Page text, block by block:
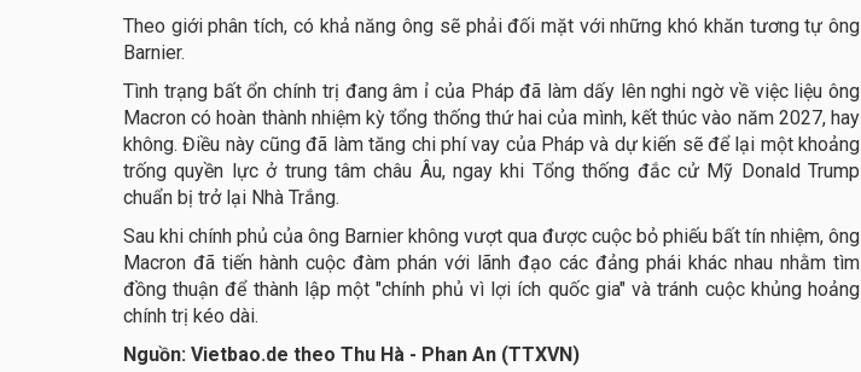
Theo giới phân tích, có khả năng ông sẽ phải đối mặt với những khó khăn tương tự ông
Barnier.
Tình trạng bất ổn chính trị đang âm ỉ của Pháp đã làm dấy lên nghi ngờ về việc liệu ông
Macron có hoàn thành nhiệm kỳ tổng thống thứ hai của mình, kết thúc vào năm 2027, hay
không. Điều này cũng đã làm tăng chi phí vay của Pháp và dự kiến sẽ để lại một khoảng
trống quyền lực ở trung tâm châu Âu, ngay khi Tổng thống đắc cử Mỹ Donald Trump
chuẩn bị trở lại Nhà Trắng.
Sau khi chính phủ của ông Barnier không vượt qua được cuộc bỏ phiếu bất tín nhiệm, ông
Macron đã tiến hành cuộc đàm phán với lãnh đạo các đảng phái khác nhau nhằm tìm
đồng thuận để thành lập một "chính phủ vì lợi ích quốc gia" và tránh cuộc khủng hoảng
chính trị kéo dài.
Nguồn: Vietbao.de theo Thu Hà - Phan An (TTXVN)